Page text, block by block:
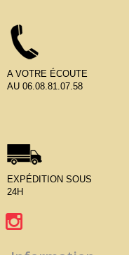
A VOTRE ÉCOUTE
AU 06.08.81.07.58
EXPÉDITION SOUS
24H